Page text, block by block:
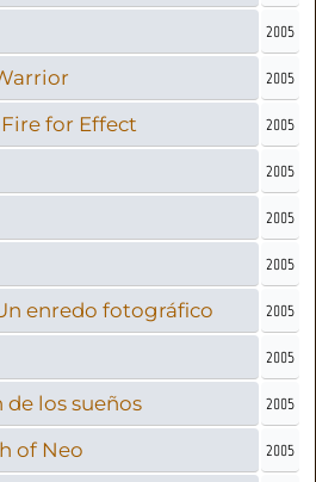
2005
2005
for Effect 2005
2005
2005
2005
enredo fotográfico 2005
2005
de los sueños 2005
of Neo 2005